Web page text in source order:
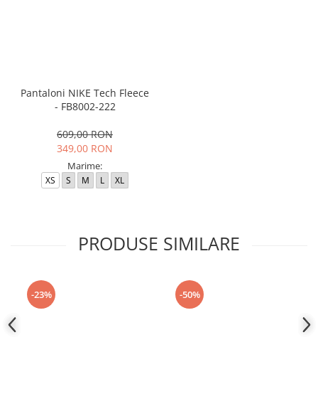
Pantaloni NIKE Tech Fleece
- FB8002-222
609,00 RON
349,00 RON
Marime:
XS S M L XL
PRODUSE SIMILARE
-23% -50%